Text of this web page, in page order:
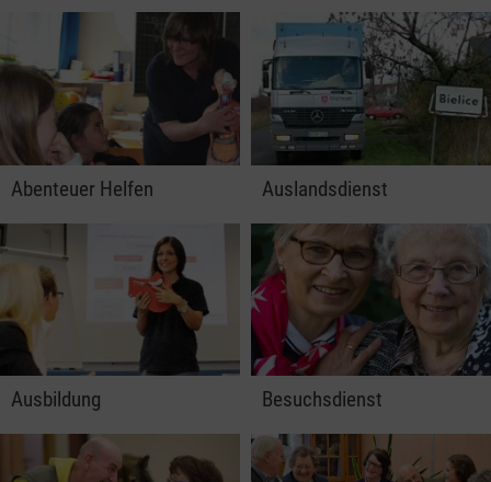
Abenteuer Helfen Auslandsdienst
Ausbildung Besuchsdienst